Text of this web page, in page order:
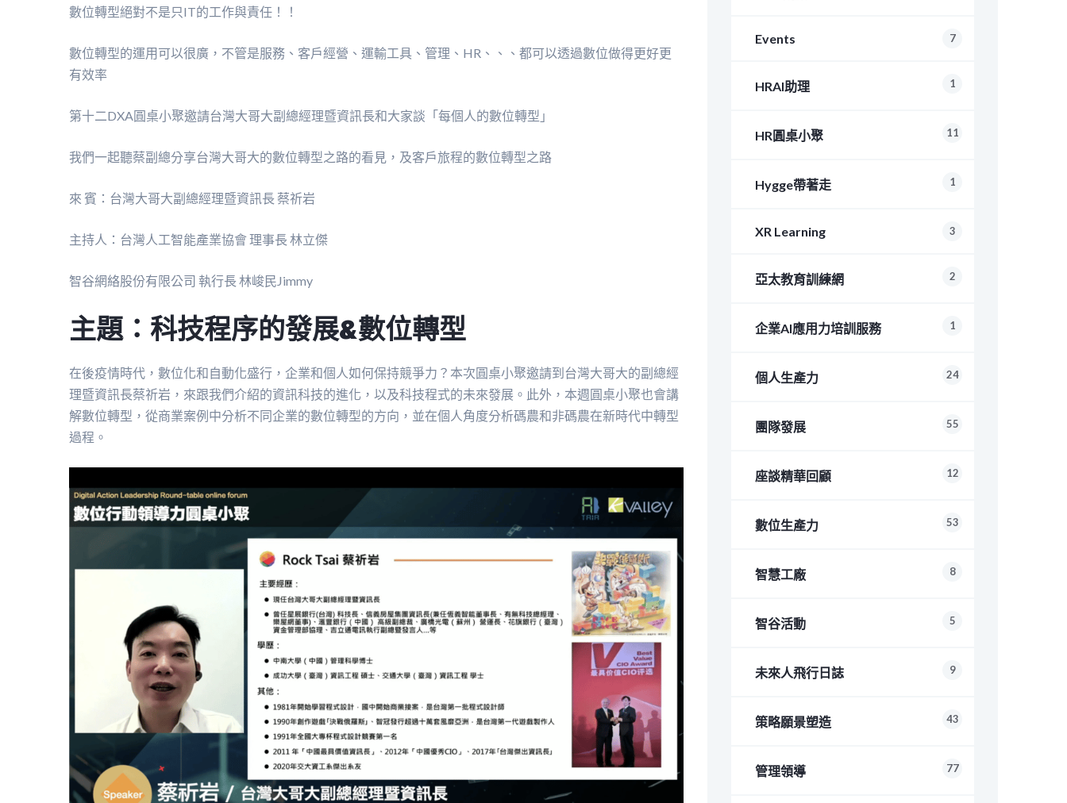
數位轉型絕對不是只IT的工作與責任！！
數位轉型的運用可以很廣，不管是服務、客戶經營、運輸工具、管理、HR、、、都可以透過數位做得更好更
有效率
第十二DXA圓桌小聚邀請台灣大哥大副總經理暨資訊長和大家談「每個人的數位轉型」
我們一起聽蔡副總分享台灣大哥大的數位轉型之路的看見，及客戶旅程的數位轉型之路
來 賓：台灣大哥大副總經理暨資訊長 蔡祈岩
主持人：台灣人工智能產業協會 理事長 林立傑
智谷網絡股份有限公司 執行長 林峻民Jimmy
主題：科技程序的發展&數位轉型
在後疫情時代，數位化和自動化盛行，企業和個人如何保持競爭力？本次圓桌小聚邀請到台灣大哥大的副總經
理暨資訊長蔡祈岩，來跟我們介紹的資訊科技的進化，以及科技程式的未來發展。此外，本週圓桌小聚也會講
解數位轉型，從商業案例中分析不同企業的數位轉型的方向，並在個人角度分析碼農和非碼農在新時代中轉型
過程。
Events 7
HRAI助理 1
HR圓桌小聚 11
Hygge帶著走 1
XR Learning 3
亞太教育訓練網 2
企業AI應用力培訓服務 1
個人生產力 24
團隊發展 55
座談精華回顧 12
數位生產力 53
智慧工廠 8
智谷活動 5
未來人飛行日誌 9
策略願景塑造 43
管理領導 77